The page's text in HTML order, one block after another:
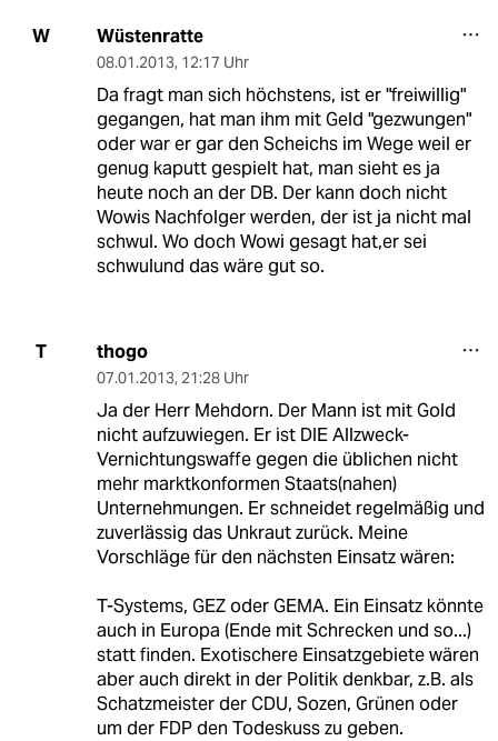
W Wüstenratte
08.01.2013, 12:17 Uhr
Da fragt man sich höchstens, ist er "freiwillig"
gegangen, hat man ihm mit Geld "gezwungen"
oder war er gar den Scheichs im Wege weil er
genug kaputt gespielt hat, man sieht es ja
heute noch an der DB. Der kann doch nicht
Wowis Nachfolger werden, der ist ja nicht mal
schwul. Wo doch Wowi gesagt hat,er sei
schwulund das wäre gut so.
T thogo
07.01.2013, 21:28 Uhr
Ja der Herr Mehdorn. Der Mann ist mit Gold
nicht aufzuwiegen. Er ist DIE Allzweck-
Vernichtungswaffe gegen die üblichen nicht
mehr marktkonformen Staats(nahen)
Unternehmungen. Er schneidet regelmäßig und
zuverlässig das Unkraut zurück. Meine
Vorschläge für den nächsten Einsatz wären:
T-Systems, GEZ oder GEMA. Ein Einsatz könnte
auch in Europa (Ende mit Schrecken und so...)
statt finden. Exotischere Einsatzgebiete wären
aber auch direkt in der Politik denkbar, z.B. als
Schatzmeister der CDU, Sozen, Grünen oder
um der FDP den Todeskuss zu geben.